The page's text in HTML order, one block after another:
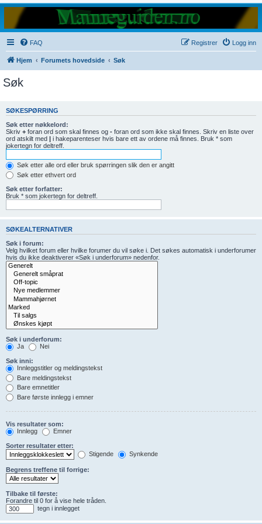
FAQ Logg inn
Registrer
Hjem Forumets hovedside Søk
Søk
SØKESPØRRING
Søk etter nøkkelord:
Skriv + foran ord som skal finnes og - foran ord som ikke skal finnes. Skriv en liste over
ord atskilt med | i hakeparenteser hvis bare ett av ordene må finnes. Bruk * som
jokertegn for deltreff.
Søk etter alle ord eller bruk spørringen slik den er angitt
Søk etter ethvert ord
Søk etter forfatter:
Bruk * som jokertegn for deltreff.
SØKEALTERNATIVER
Søk i forum:
Velg hvilket forum eller hvilke forumer du vil søke i. Det søkes automatisk i underforumer
hvis du ikke deaktiverer «Søk i underforum» nedenfor.
Søk i underforum:
Ja
Nei
Søk inni:
Innleggstitler og meldingstekst
Bare meldingstekst
Bare emnetitler
Bare første innlegg i emner
Vis resultater som:
Innlegg
Emner
Sorter resultater etter:
Stigende
Synkende
Begrens treffene til forrige:
Tilbake til første:
Forandre til 0 for å vise hele tråden.
tegn i innlegget